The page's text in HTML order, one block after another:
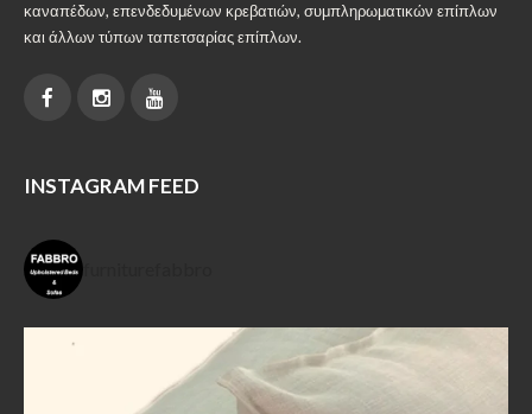
καναπέδων, επενδεδυμένων κρεβατιών, συμπληρωματικών επίπλων
και άλλων τύπων ταπετσαρίας επίπλων.
INSTAGRAM FEED